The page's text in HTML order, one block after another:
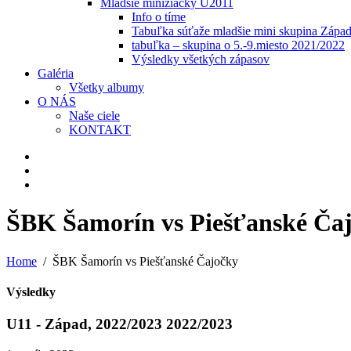
Info o tíme
Tabuľka súťaže mladšie mini skupina Západ
tabuľka – skupina o 5.-9.miesto 2021/2022
Výsledky všetkých zápasov
Galéria
Všetky albumy
O NÁS
Naše ciele
KONTAKT
ŠBK Šamorín vs Piešťanské
Home ŠBK Šamorín vs Piešťanské Čajočky
Výsledky
U11 - Západ, 2022/2023 2022/2023